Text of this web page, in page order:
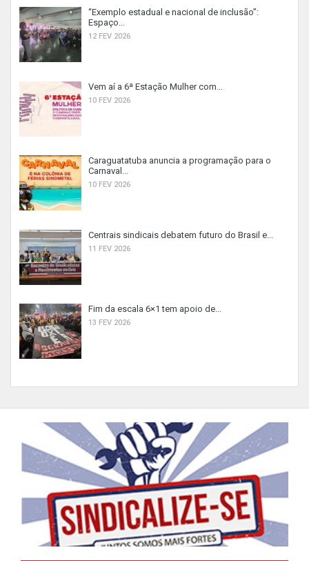
“Exemplo estadual e nacional de inclusão”:
Espaço...
12 FEV 2026
Vem aí a 6ª Estação Mulher com...
10 FEV 2026
Caraguatatuba anuncia a programação para o
Carnaval...
10 FEV 2026
Centrais sindicais debatem futuro do Brasil e...
11 FEV 2026
Fim da escala 6×1 tem apoio de...
13 FEV 2026